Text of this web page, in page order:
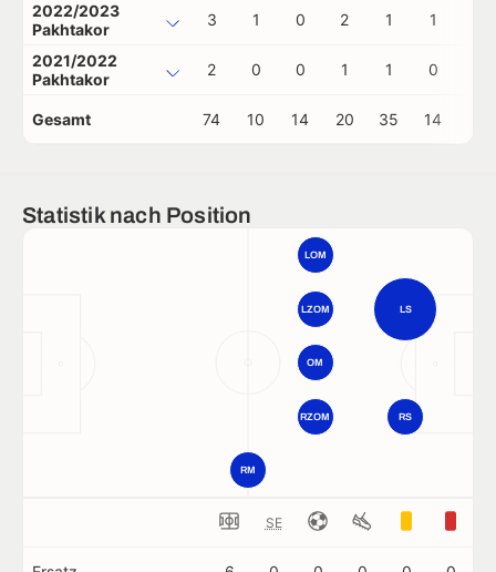
2022/2023
Pakhtakor
3 1 0 2 1 1
2021/2022
Pakhtakor
2 0 0 1 1 0
Gesamt 74 10 14 20 35 14
Statistik nach Position
LS
LZOM
RZOM
RM
OM
LOM
RS
SE